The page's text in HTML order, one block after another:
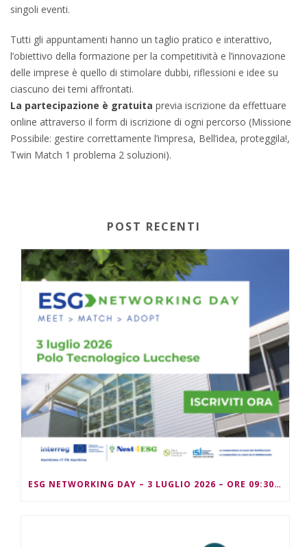
singoli eventi.
Tutti gli appuntamenti hanno un taglio pratico e interattivo,
l’obiettivo della formazione per la competitività e l’innovazione
delle imprese è quello di stimolare dubbi, riflessioni e idee su
ciascuno dei temi affrontati.
La partecipazione è gratuita previa iscrizione da effettuare
online attraverso il form di iscrizione di ogni percorso (Missione
Possibile: gestire correttamente l’impresa, Bell’idea, proteggila!,
Twin Match 1 problema 2 soluzioni).
POST RECENTI
ESG NETWORKING DAY – 3 LUGLIO 2026 – ORE 09:30/13:00